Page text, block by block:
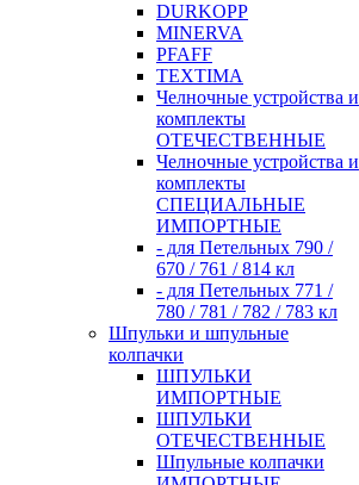
DURKOPP
MINERVA
PFAFF
TEXTIMA
Челночные устройства и
комплекты
ОТЕЧЕСТВЕННЫЕ
Челночные устройства и
комплекты
СПЕЦИАЛЬНЫЕ
ИМПОРТНЫЕ
- для Петельных 790 /
670 / 761 / 814 кл
- для Петельных 771 /
780 / 781 / 782 / 783 кл
Шпульки и шпульные
колпачки
ШПУЛЬКИ
ИМПОРТНЫЕ
ШПУЛЬКИ
ОТЕЧЕСТВЕННЫЕ
Шпульные колпачки